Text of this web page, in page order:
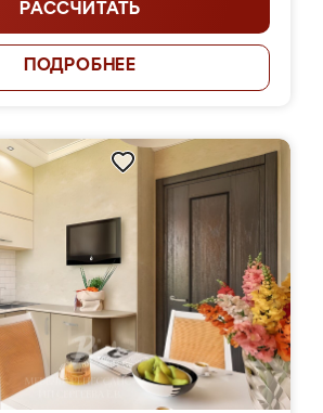
РАССЧИТАТЬ
ПОДРОБНЕЕ